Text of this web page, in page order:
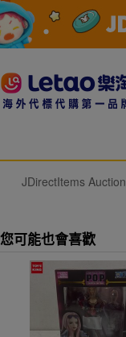
JDirectItems Auction
您可能也會喜歡